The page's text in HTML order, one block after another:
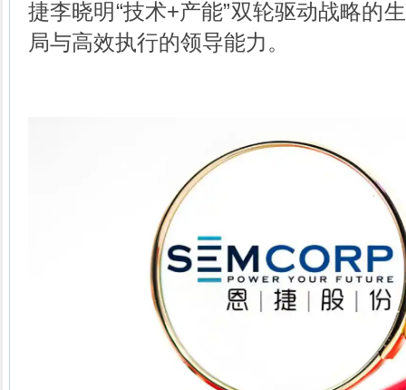
捷李晓明“技术+产能”双轮驱动战略的
局与高效执行的领导能力。